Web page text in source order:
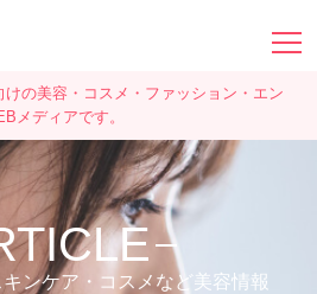
の美容・コスメ・ファッション・エン
メディアです。
ンケア・コスメなど美容情報